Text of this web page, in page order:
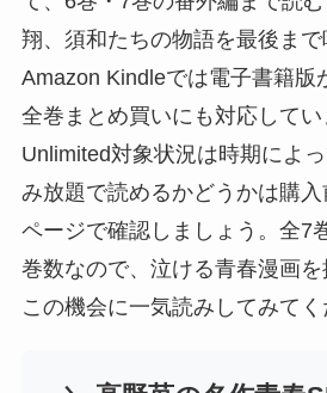
翔、須和たちの物語を最後まで
Amazon Kindleでは電子書籍版
全巻まとめ買いにも対応して
Unlimited対象状況は時期によ
み放題で読めるかどうかは購
ページで確認しましょう。全7
巻数なので、泣ける青春漫画を
この機会に一気読みしてみてく